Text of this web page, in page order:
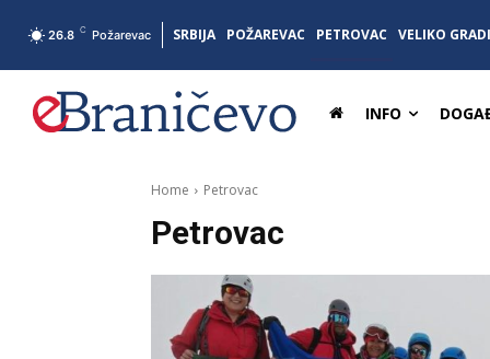
26.8 C Požarevac SRBIJA POŽAREVAC PETROVAC VELIKO
INFO
Home Petrovac
Petrovac